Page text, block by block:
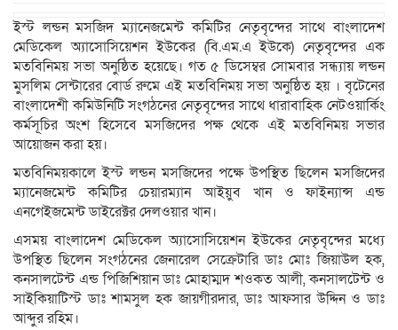
ইস্ট লন্ডন মসজিদ ম্যানেজমেন্ট কমিটির নেতৃবৃন্দের সাথে বাংলাদেশ
মেডিকেল অ্যাসোসিয়েশন ইউকের (বি.এম.এ ইউকে) নেতৃবৃন্দের এক
মতবিনিময় সভা অনুষ্ঠিত হয়েছে। গত ৫ ডিসেম্বর সোমবার সন্ধ্যায় লন্ডন
মুসলিম সেন্টারের বোর্ড রুমে এই মতবিনিময় সভা অনুষ্ঠিত হয় । বৃটেনের
বাংলাদেশী কমিউনিটি সংগঠনের নেতৃবৃন্দের সাথে ধারাবাহিক নেটওয়ার্কিং
কর্মসূচির অংশ হিসেবে মসজিদের পক্ষ থেকে এই মতবিনিময় সভার
আয়োজন করা হয়।
মতবিনিময়কালে ইস্ট লন্ডন মসজিদের পক্ষে উপস্থিত ছিলেন মসজিদের
ম্যানেজমেন্ট কমিটির চেয়ারম্যান আইয়ুব খান ও ফাইন্যান্স এন্ড
এনগেইজমেন্ট ডাইরেক্টর দেলওয়ার খান।
এসময় বাংলাদেশ মেডিকেল অ্যাসোসিয়েশন ইউকের নেতৃবৃন্দের মধ্যে
উপস্থিত ছিলেন সংগঠনের জেনারেল সেক্রেটারি ডাঃ মোঃ জিয়াউল হক,
কনসালটেন্ট এন্ড পিজিশিয়ান ডাঃ মোহাম্মদ শওকত আলী, কনসালটেন্ট ও
সাইকিয়াটিস্ট ডাঃ শামসুল হক জায়গীরদার, ডাঃ আফসার উদ্দিন ও ডাঃ
আব্দুর রহিম।